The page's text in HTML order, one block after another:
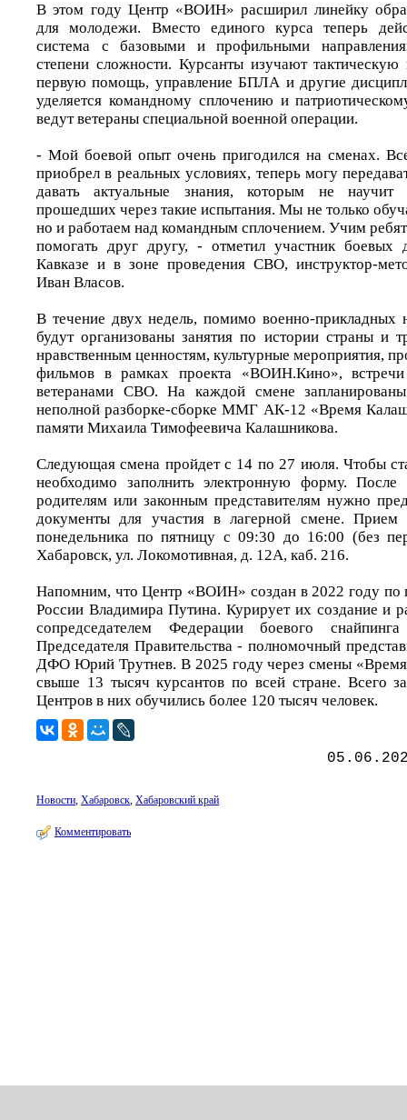
В этом году Центр «ВОИН» расширил линейку
для молодежи. Вместо единого курса теперь
система с базовыми и профильными
степени сложности. Курсанты изучают тактическую
первую помощь, управление БПЛА и другие
уделяется командному сплочению и
ведут ветераны специальной военной операции.
- Мой боевой опыт очень пригодился на сменах.
приобрел в реальных условиях, теперь могу
давать актуальные знания, которым не
прошедших через такие испытания. Мы не только
но и работаем над командным сплочением. Учим
помогать друг другу, - отметил участник боевых
Кавказе и в зоне проведения СВО, инструктор-
Иван Власов.
В течение двух недель, помимо военно-прикладных
будут организованы занятия по истории страны и
нравственным ценностям, культурные мероприятия,
фильмов в рамках проекта «ВОИН.Кино»,
ветеранами СВО. На каждой смене
неполной разборке-сборке ММГ АК-12 «Время
памяти Михаила Тимофеевича Калашникова.
Следующая смена пройдет с 14 по 27 июля. Чтобы
необходимо заполнить электронную форму. После
родителям или законным представителям нужно
документы для участия в лагерной смене. Прием
понедельника по пятницу с 09:30 до 16:00 (без
Хабаровск, ул. Локомотивная, д. 12А, каб. 216.
Напомним, что Центр «ВОИН» создан в 2022 году по
России Владимира Путина. Курирует их создание и
сопредседателем Федерации боевого
Председателя Правительства - полномочный
ДФО Юрий Трутнев. В 2025 году через смены
свыше 13 тысяч курсантов по всей стране. Всего
Центров в них обучились более 120 тысяч человек.
Новости, Хабаровск, Хабаровский край
Комментировать